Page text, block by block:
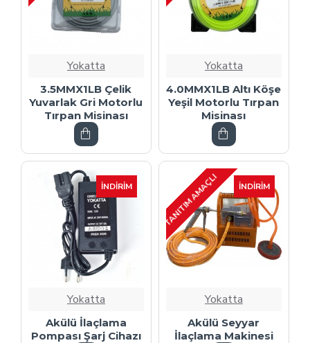
Yokatta
3.5MMX1LB Çelik
Yuvarlak Gri Motorlu
Tırpan Misinası
Yokatta
4.0MMX1LB Altı Köşe
Yeşil Motorlu Tırpan
Misinası
İNDIRIM
Yokatta
Akülü İlaçlama
Pompası Şarj Cihazı
İNDIRIM
TANITIM AMAÇLI
Yokatta
Akülü Seyyar
İlaçlama Makinesi